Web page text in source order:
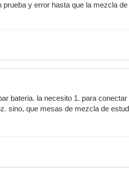
y error hasta que la mezcla
bateria. la necesito 1. para
sino, que mesas de mezcla de